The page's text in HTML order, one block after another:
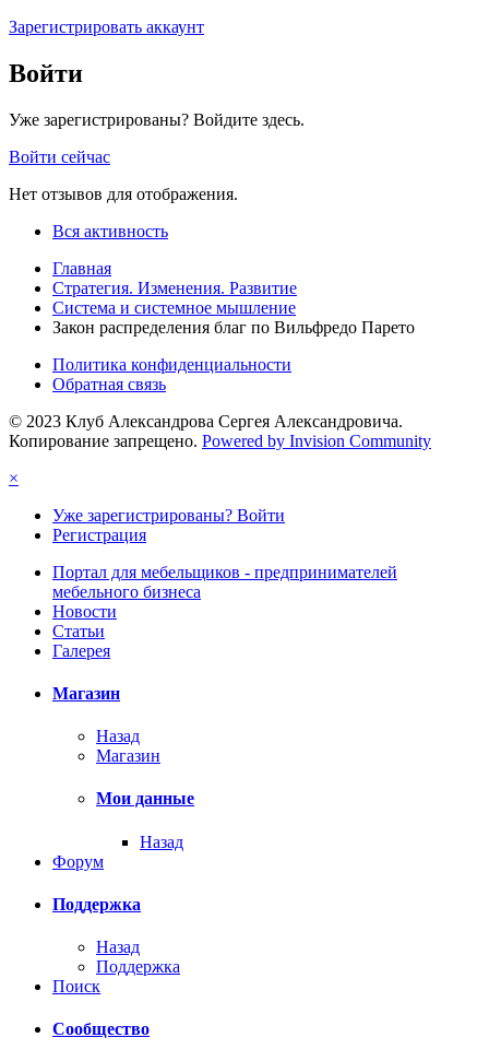
Зарегистрировать аккаунт
Войти
Уже зарегистрированы? Войдите здесь.
Войти сейчас
Нет отзывов для отображения.
Вся активность
Главная
Стратегия. Изменения. Развитие
Система и системное мышление
Закон распределения благ по Вильфредо Парето
Политика конфиденциальности
Обратная связь
© 2023 Клуб Александрова Сергея Александровича.
Копирование запрещено. Powered by Invision Community
×
Уже зарегистрированы? Войти
Регистрация
Портал для мебельщиков - предпринимателей
мебельного бизнеса
Новости
Статьи
Галерея
Магазин
Назад
Магазин
Мои данные
Назад
Форум
Поддержка
Назад
Поддержка
Поиск
Сообщество